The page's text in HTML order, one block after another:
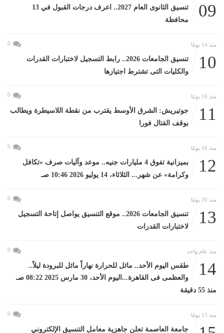
09
تنسيق الثانوى العام 2027.. اعرف درجات القبول في 13
محافظة
منذ 14 يومًا 0
10
تنسيق الجامعات 2026.. رابط التسجيل لاختبارات القدرات
والكليات التى تشترط اجتيازها
منذ 16 يومًا 0
11
جوتيريش: الشرق الأوسط يقترب من نقطة اللاسيطرة ويطالب
بوقف القتال فورا
منذ 16 يومًا 0
12
بميزانية تفوق 4 مليارات جنيه.. موعد وآليات صرف «تكافل
وكرامة» عن شهر... الثلاثاء، 14 يوليو 2026 10:46 صـ
منذ 20 يومًا 0
13
تنسيق الجامعات 2026.. موقع التنسيق يواصل إتاحة التسجيل
لاختبارات القدرات
منذ عام واحد 0
14
طقس اليوم الأحد.. مائل للحرارة نهاراً مائل للبرودة ليلاً..
والعظمى فى القاهرة...اليوم الأحد، 30 مارس 2025 08:22 صـ
منذ 55 دقيقة
منذ 15 يومًا 0
جامعة العاصمة تعلن جاهزية معامل التنسيق الإلكتروني